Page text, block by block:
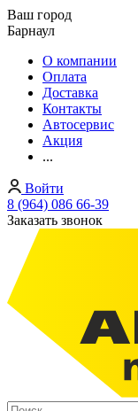
Ваш город
Барнаул
О компании
Оплата
Доставка
Контакты
Автосервис
Акция
...
Войти
8 (964) 086 66-39
Заказать звонок